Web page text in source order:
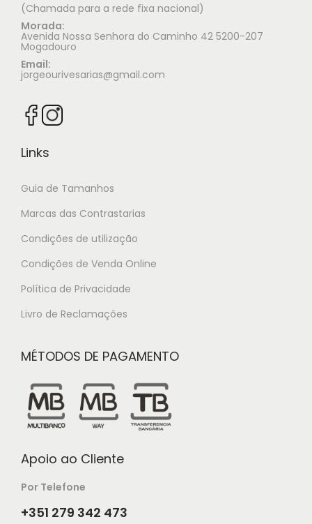
(Chamada para a rede fixa nacional)
Morada:
Avenida Nossa Senhora do Caminho 42 5200-207
Mogadouro
Email:
jorgeourivesarias@gmail.com
Links
Guia de Tamanhos
Marcas das Contrastarias
Condições de utilização
Condições de Venda Online
Política de Privacidade
Livro de Reclamações
MÉTODOS DE PAGAMENTO
Apoio ao Cliente
Por Telefone
+351 279 342 473